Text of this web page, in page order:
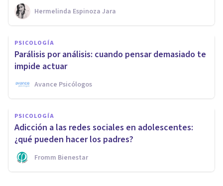
Hermelinda Espinoza Jara
PSICOLOGÍA
Parálisis por análisis: cuando pensar demasiado te
impide actuar
Avance Psicólogos
PSICOLOGÍA
Adicción a las redes sociales en adolescentes:
¿qué pueden hacer los padres?
Fromm Bienestar